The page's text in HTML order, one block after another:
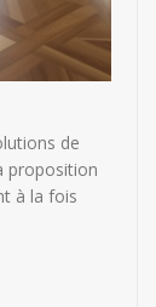
de
proposition
à la fois